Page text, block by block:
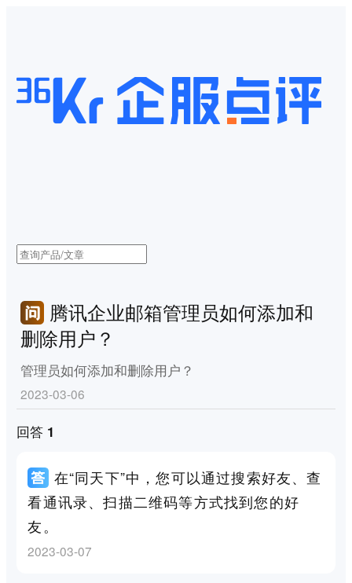
腾讯企业邮箱管理员如何添加和
删除用户？
管理员如何添加和删除用户？
2023-03-06
回答 1
在“同天下”中，您可以通过搜索好友、查
看通讯录、扫描二维码等方式找到您的好
友。
2023-03-07